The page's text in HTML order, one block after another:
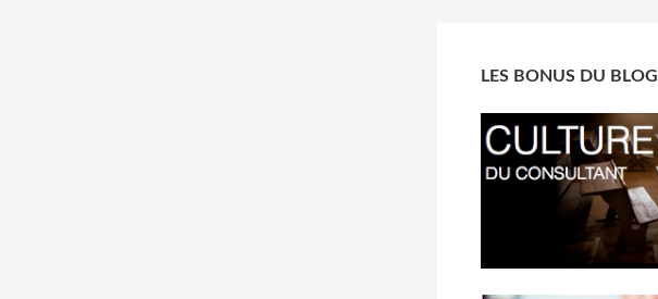
LES BONUS DU BLOG